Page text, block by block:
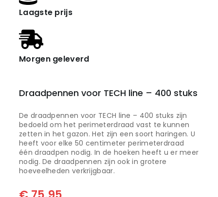
Laagste prijs
Morgen geleverd
Draadpennen voor TECH line – 400 stuks
De draadpennen voor TECH line – 400 stuks zijn
bedoeld om het perimeterdraad vast te kunnen
zetten in het gazon. Het zijn een soort haringen. U
heeft voor elke 50 centimeter perimeterdraad
één draadpen nodig. In de hoeken heeft u er meer
nodig. De draadpennen zijn ook in grotere
hoeveelheden verkrijgbaar.